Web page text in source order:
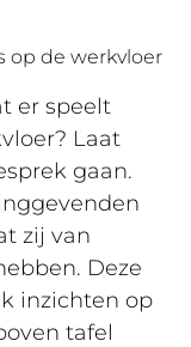
op de werkvloer
er speelt
Laat
gaan.
zij van
Deze
inzichten op
tafel